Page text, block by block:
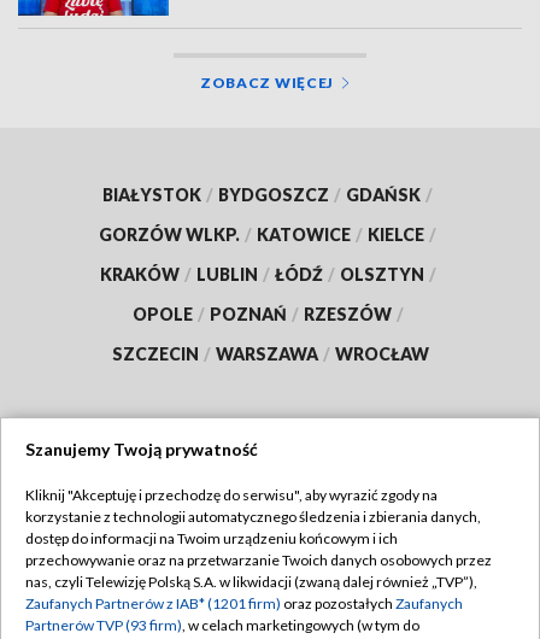
ZOBACZ WIĘCEJ
BIAŁYSTOK / BYDGOSZCZ / GDAŃSK /
GORZÓW WLKP. / KATOWICE / KIELCE /
KRAKÓW / LUBLIN / ŁÓDŹ / OLSZTYN /
OPOLE / POZNAŃ / RZESZÓW /
SZCZECIN / WARSZAWA / WROCŁAW
TVP
Abonament TVP
Emisja w TVP
Regulamin TVP
Polityka prywatności
Szanujemy Twoją prywatność
Kliknij "Akceptuję i przechodzę do serwisu", aby wyrazić zgody na
korzystanie z technologii automatycznego śledzenia i zbierania danych,
dostęp do informacji na Twoim urządzeniu końcowym i ich
przechowywanie oraz na przetwarzanie Twoich danych osobowych przez
nas, czyli Telewizję Polską S.A. w likwidacji (zwaną dalej również „TVP”),
Zaufanych Partnerów z IAB* (1201 firm) oraz pozostałych Zaufanych
Partnerów TVP (93 firm), w celach marketingowych (w tym do